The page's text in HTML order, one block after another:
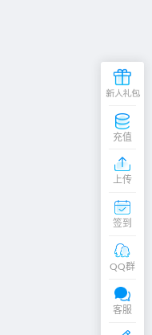
充值
上传
签到
QQ群
粉
交
流
群
客服
在
线
客
服